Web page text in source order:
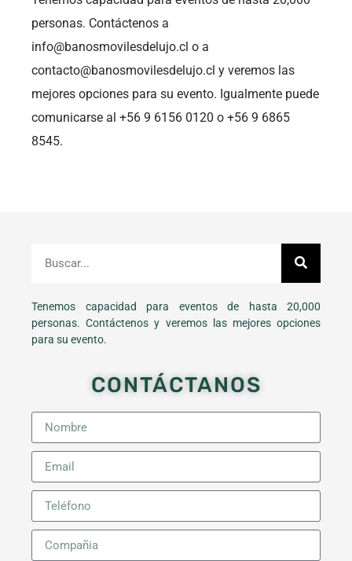
personas. Contáctenos a
info@banosmovilesdelujo.cl o a
contacto@banosmovilesdelujo.cl y veremos las
mejores opciones para su evento. Igualmente puede
comunicarse al +56 9 6156 0120 o +56 9 6865
8545.
Tenemos capacidad para eventos de hasta 20,000
personas. Contáctenos y veremos las mejores opciones
para su evento.
CONTÁCTANOS